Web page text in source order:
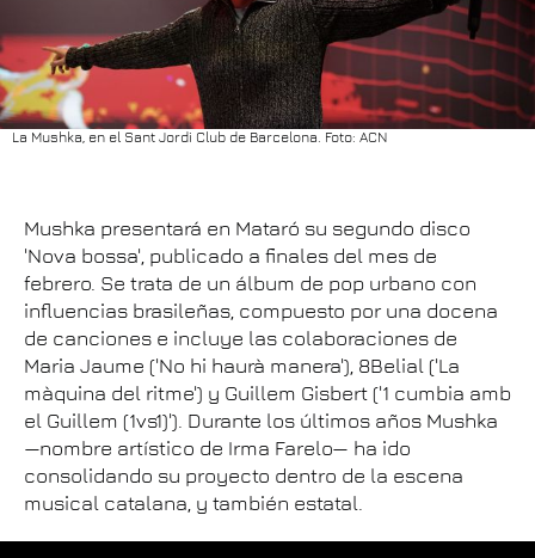
La Mushka, en el Sant Jordi Club de Barcelona. Foto: ACN
Mushka presentará en Mataró su segundo disco
'Nova bossa', publicado a finales del mes de
febrero. Se trata de un álbum de pop urbano con
influencias brasileñas, compuesto por una docena
de canciones e incluye las colaboraciones de
Maria Jaume ('No hi haurà manera'), 8Belial ('La
màquina del ritme') y Guillem Gisbert ('1 cumbia amb
el Guillem (1vs1)'). Durante los últimos años Mushka
—nombre artístico de Irma Farelo— ha ido
consolidando su proyecto dentro de la escena
musical catalana, y también estatal.